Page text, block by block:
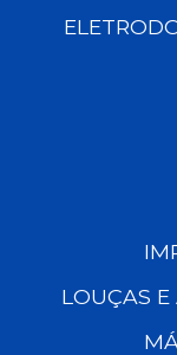
LOUÇAS E